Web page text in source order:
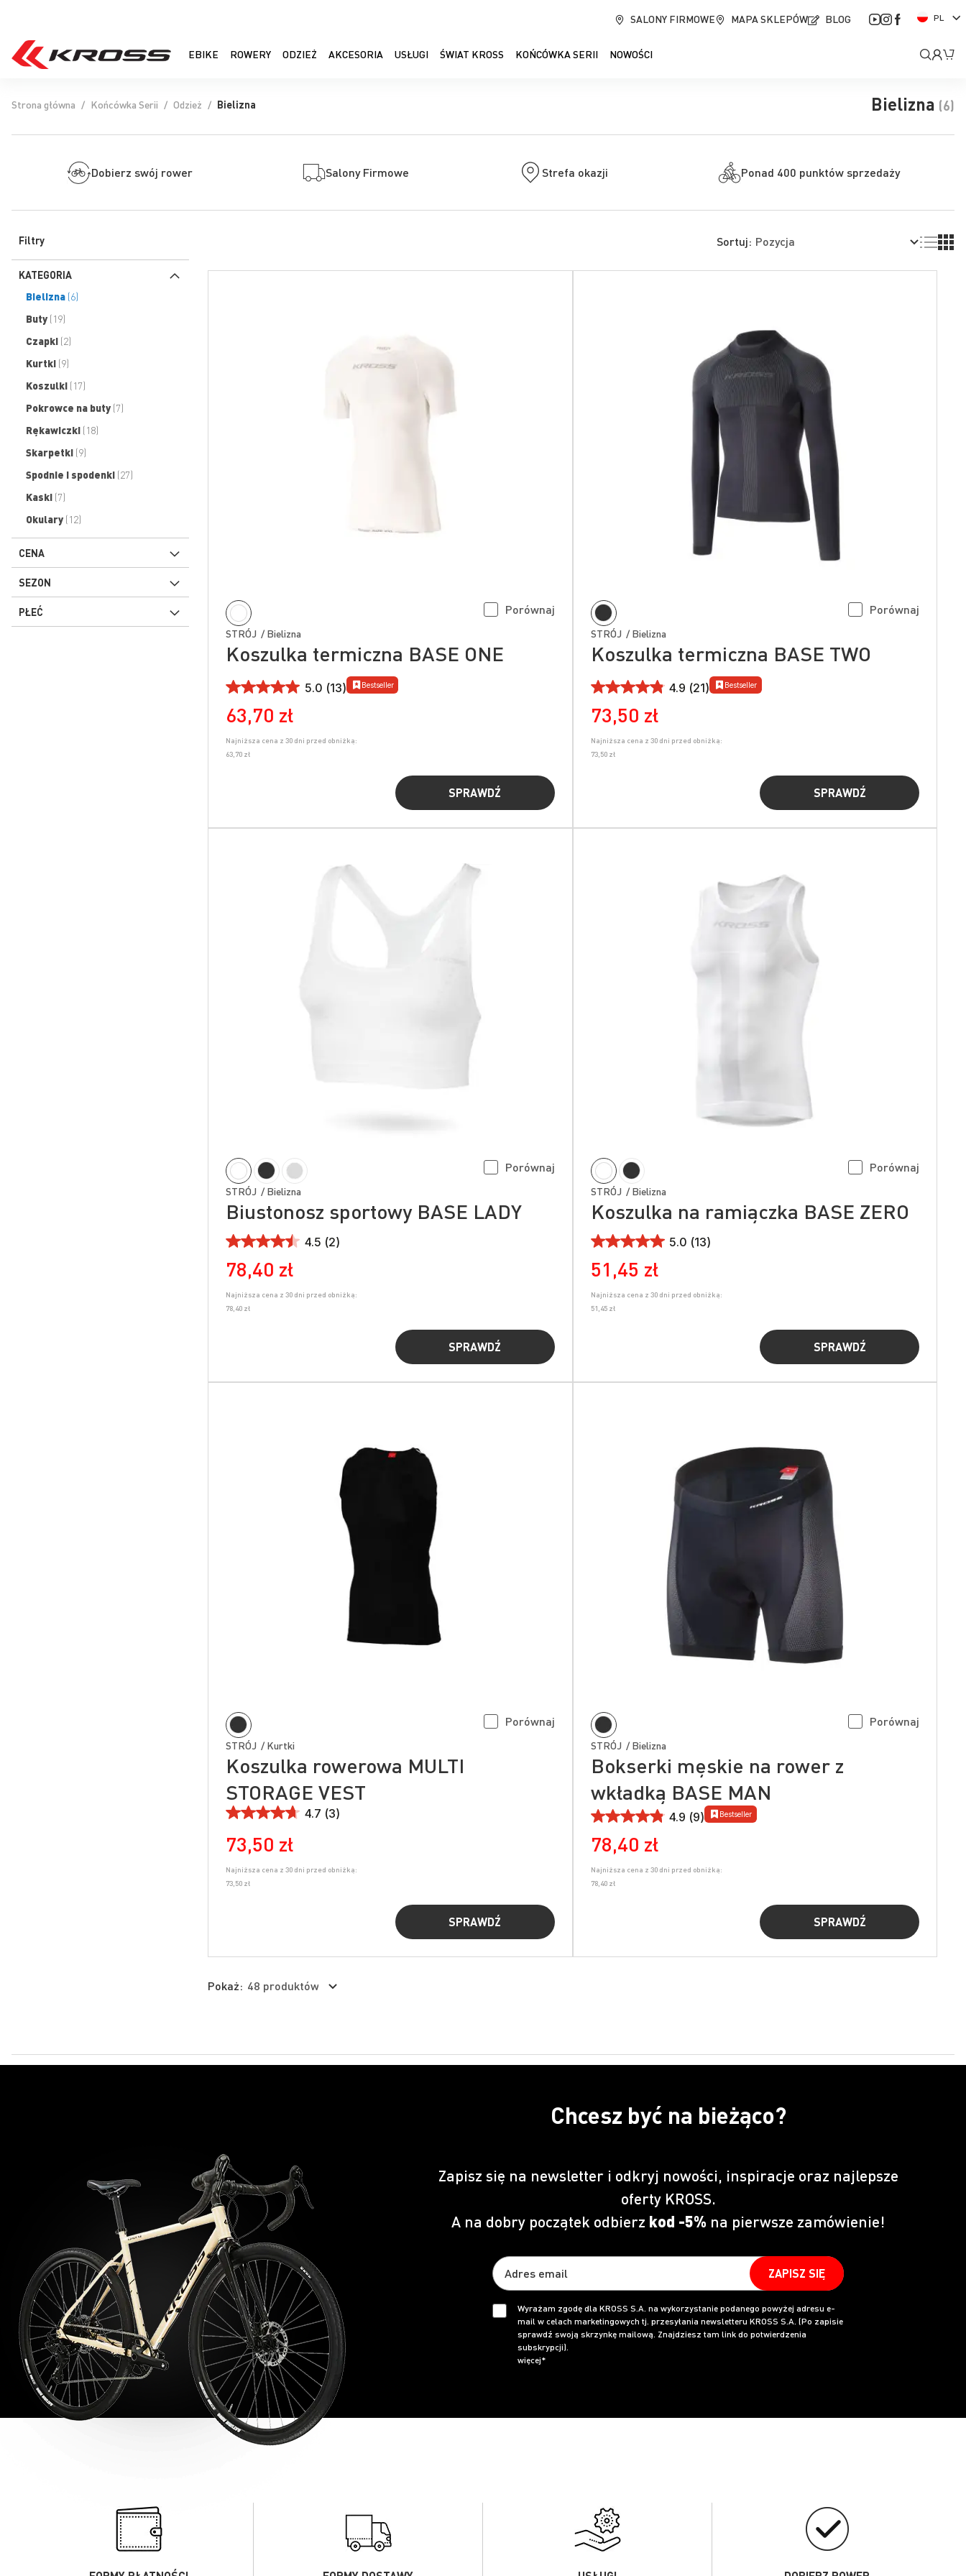
SALONY FIRMOWE MAPA SKLEPÓW BLOG
J
y
PL
EBIKE ROWERY ODZIEŻ AKCESORIA USŁUGI ŚWIAT KROSS KOŃCÓWKA SERII NOWOŚCI
Moje
Bielizna (6)
Strona główna Końcówka Serii Odzież Bielizna
Dobierz swój rower Salony Firmowe Strefa okazji Ponad 400 punktów sprzedaży
Sortuj: Siatka
Lista
STRÓJ / Bielizna
Koszulka termiczna BASE ONE
5.0 (13) Bestseller
Porównaj
63,70 zł
Najniższa cena z 30 dni przed obniżką:
63,70 zł
SPRAWDŹ
STRÓJ / Bielizna
Koszulka termiczna BASE TWO
4.9 (21) Bestseller
Porównaj
73,50 zł
Najniższa cena z 30 dni przed obniżką:
73,50 zł
SPRAWDŹ
STRÓJ / Bielizna
Biustonosz sportowy BASE LADY
4.5 (2)
Porównaj
78,40 zł
Najniższa cena z 30 dni przed obniżką:
78,40 zł
SPRAWDŹ
STRÓJ / Bielizna
Koszulka na ramiączka BASE ZERO
5.0 (13)
Porównaj
51,45 zł
Najniższa cena z 30 dni przed obniżką:
51,45 zł
SPRAWDŹ
STRÓJ / Kurtki
Koszulka rowerowa MULTI
STORAGE VEST
4.7 (3)
Porównaj
73,50 zł
Najniższa cena z 30 dni przed obniżką:
73,50 zł
SPRAWDŹ
STRÓJ / Bielizna
Bokserki męskie na rower z
wkładką BASE MAN
4.9 (9) Bestseller
Porównaj
78,40 zł
Najniższa cena z 30 dni przed obniżką:
78,40 zł
SPRAWDŹ
Pokaż:
Filtry
KATEGORIA
Bielizna 6
produkty
Buty 19
produkty
Czapki 2
produkty
Kurtki 9
produkty
Koszulki 17
produkty
Pokrowce na buty 7
produkty
Rękawiczki 18
produkty
Skarpetki 9
produkty
Spodnie i spodenki 27
produkty
Kaski 7
produkty
Okulary 12
produkty
CENA
SEZON
PŁEĆ
Chcesz być na bieżąco?
Zapisz się na newsletter i odkryj nowości, inspiracje oraz najlepsze
oferty KROSS.
A na dobry początek odbierz kod -5% na pierwsze zamówienie!
ZAPISZ SIĘ
Wyrażam zgodę dla KROSS S.A. na wykorzystanie podanego powyżej adresu e-
mail w celach marketingowych tj. przesyłania newsletteru KROSS S.A. (Po zapisie
sprawdź swoją skrzynkę mailową. Znajdziesz tam link do potwierdzenia
subskrypcji).
więcej*